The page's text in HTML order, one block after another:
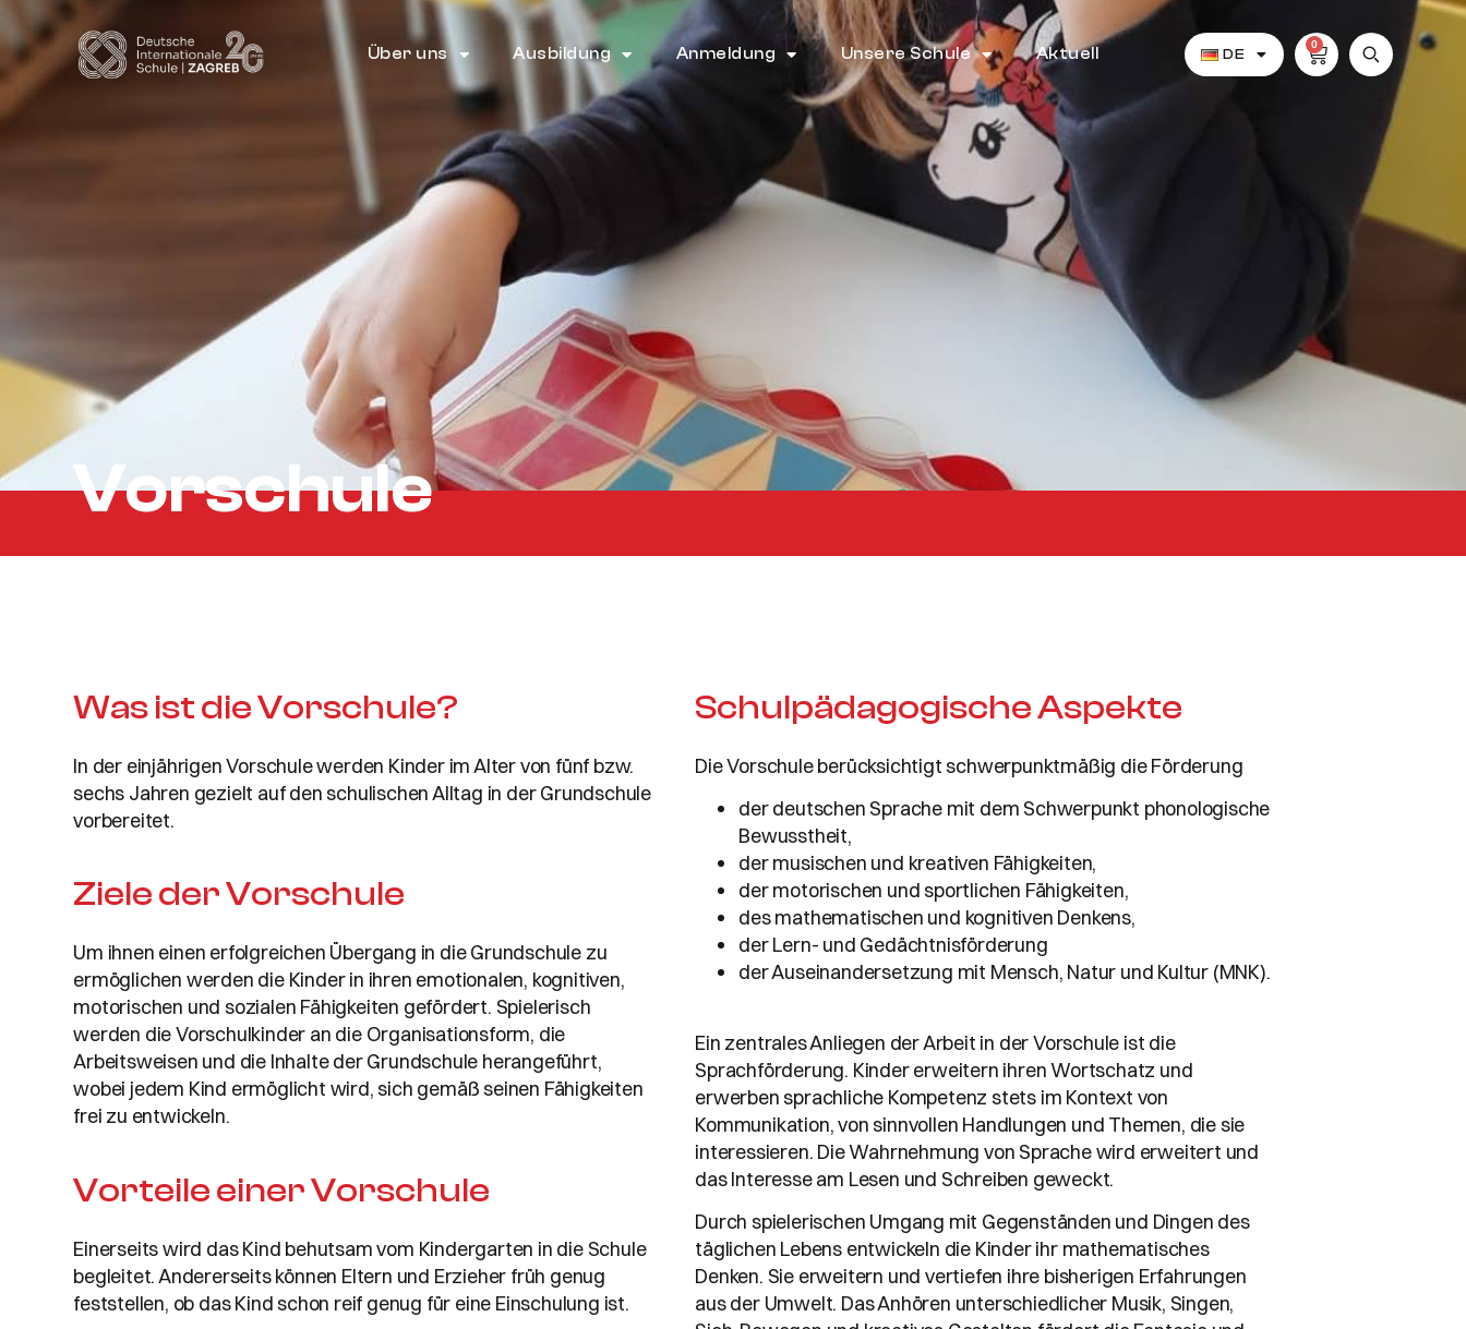
Über uns Ausbildung Anmeldung Unsere Schule Aktuell DE
0
Vorschule
Was ist die Vorschule?
In der einjährigen Vorschule werden Kinder im Alter von fünf bzw.
sechs Jahren gezielt auf den schulischen Alltag in der Grundschule
vorbereitet.
Ziele der Vorschule
Um ihnen einen erfolgreichen Übergang in die Grundschule zu
ermöglichen werden die Kinder in ihren emotionalen, kognitiven,
motorischen und sozialen Fähigkeiten gefördert. Spielerisch
werden die Vorschulkinder an die Organisationsform, die
Arbeitsweisen und die Inhalte der Grundschule herangeführt,
wobei jedem Kind ermöglicht wird, sich gemäß seinen Fähigkeiten
frei zu entwickeln.
Vorteile einer Vorschule
Einerseits wird das Kind behutsam vom Kindergarten in die Schule
begleitet. Andererseits können Eltern und Erzieher früh genug
feststellen, ob das Kind schon reif genug für eine Einschulung ist.
Schulpädagogische Aspekte
Die Vorschule berücksichtigt schwerpunktmäßig die Förderung
der deutschen Sprache mit dem Schwerpunkt phonologische
Bewusstheit,
der musischen und kreativen Fähigkeiten,
der motorischen und sportlichen Fähigkeiten,
des mathematischen und kognitiven Denkens,
der Lern- und Gedächtnisförderung
der Auseinandersetzung mit Mensch, Natur und Kultur (MNK).
Ein zentrales Anliegen der Arbeit in der Vorschule ist die
Sprachförderung. Kinder erweitern ihren Wortschatz und
erwerben sprachliche Kompetenz stets im Kontext von
Kommunikation, von sinnvollen Handlungen und Themen, die sie
interessieren. Die Wahrnehmung von Sprache wird erweitert und
das Interesse am Lesen und Schreiben geweckt.
Durch spielerischen Umgang mit Gegenständen und Dingen des
täglichen Lebens entwickeln die Kinder ihr mathematisches
Denken. Sie erweitern und vertiefen ihre bisherigen Erfahrungen
aus der Umwelt. Das Anhören unterschiedlicher Musik, Singen,